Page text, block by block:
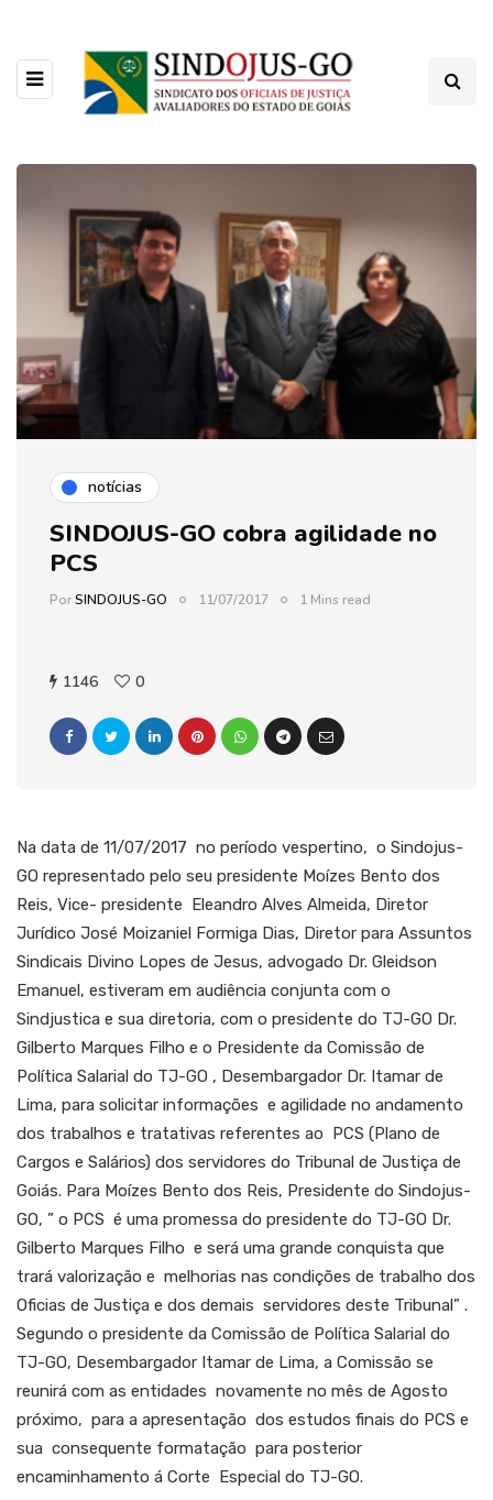
notícias
SINDOJUS-GO cobra agilidade no
PCS
PorSINDOJUS-GO 11/07/2017 1 Mins read
1146 0
Na data de 11/07/2017 no período vespertino, o Sindojus-
GO representado pelo seu presidente Moízes Bento dos
Reis, Vice- presidente Eleandro Alves Almeida, Diretor
Jurídico José Moizaniel Formiga Dias, Diretor para Assuntos
Sindicais Divino Lopes de Jesus, advogado Dr. Gleidson
Emanuel, estiveram em audiência conjunta com o
Sindjustica e sua diretoria, com o presidente do TJ-GO Dr.
Gilberto Marques Filho e o Presidente da Comissão de
Política Salarial do TJ-GO , Desembargador Dr. Itamar de
Lima, para solicitar informações e agilidade no andamento
dos trabalhos e tratativas referentes ao PCS (Plano de
Cargos e Salários) dos servidores do Tribunal de Justiça de
Goiás. Para Moízes Bento dos Reis, Presidente do Sindojus-
GO, ” o PCS é uma promessa do presidente do TJ-GO Dr.
Gilberto Marques Filho e será uma grande conquista que
trará valorização e melhorias nas condições de trabalho dos
Oficias de Justiça e dos demais servidores deste Tribunal” .
Segundo o presidente da Comissão de Política Salarial do
TJ-GO, Desembargador Itamar de Lima, a Comissão se
reunirá com as entidades novamente no mês de Agosto
próximo, para a apresentação dos estudos finais do PCS e
sua consequente formatação para posterior
encaminhamento á Corte Especial do TJ-GO.